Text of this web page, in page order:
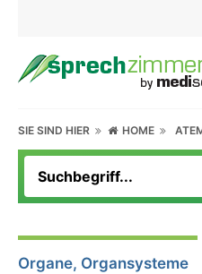
SIE SIND HIER HOME
Organe, Organsysteme